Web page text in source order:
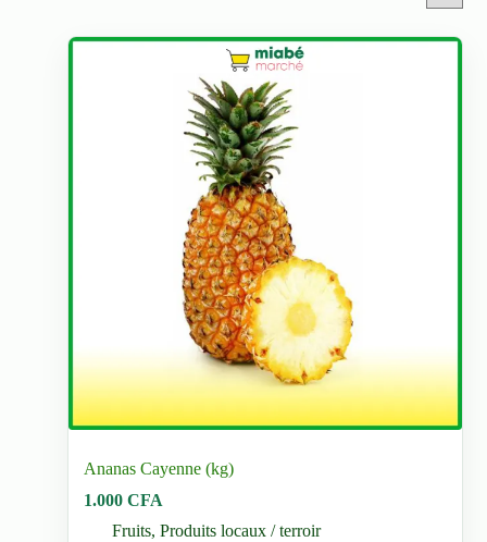
Ananas Cayenne (kg)
1.000CFA
Fruits,Produits locaux / terroir